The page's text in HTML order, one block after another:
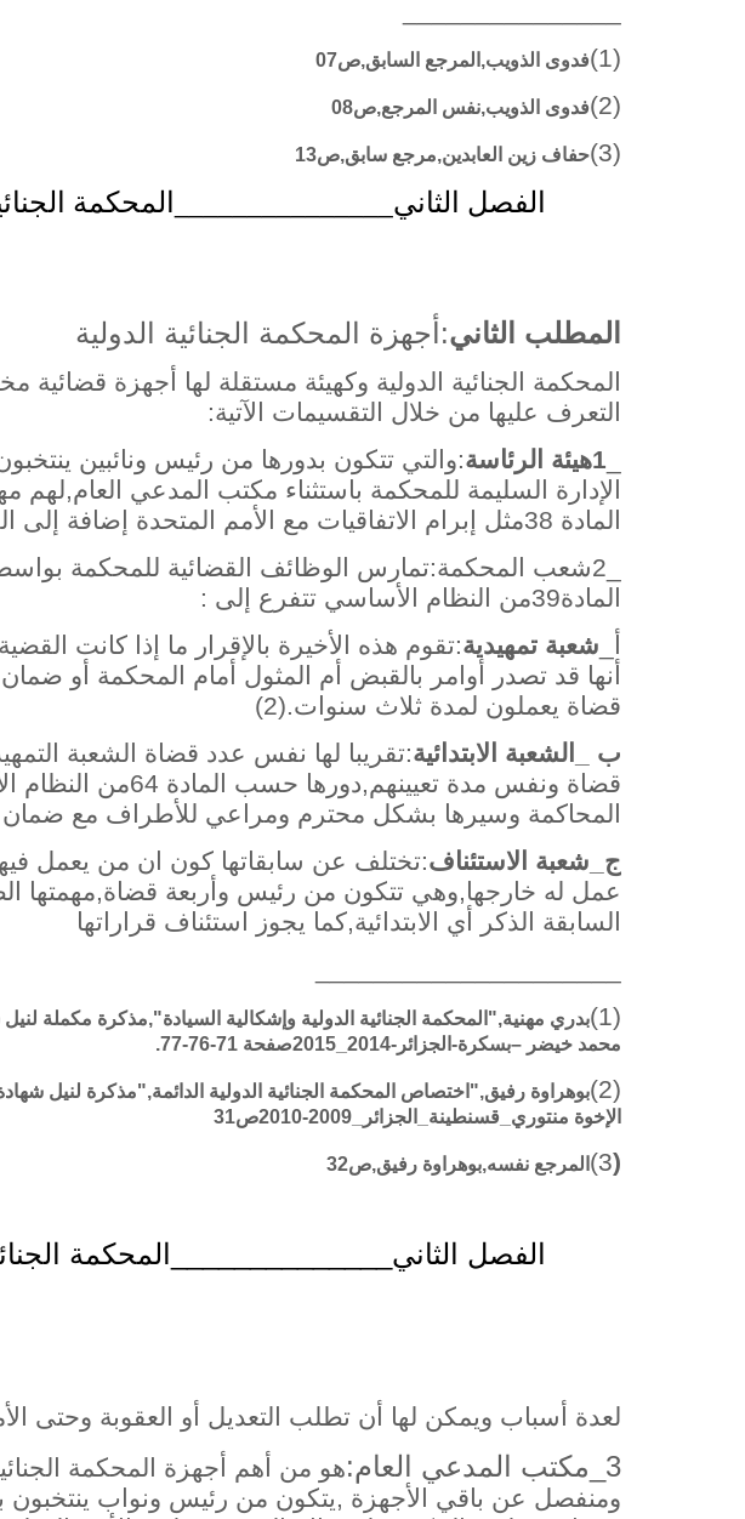
(1)
فدوى الذويب,المرجع السابق,ص07
(2) فدوى الذويب,نفس المرجع,ص08
(3) حفاف زين العابدين,مرجع سابق,ص13
الفصل الثاني المحكمة
المطلب الثاني:أجهزة المحكمة الجنائية الدولية
المحكمة الجنائية الدولية وكهيئة مستقلة لها أجهزة قضائية
التعرف عليها من خلال التقسيمات الآتية:
1هيئة الرئاسة:والتي تتكون بدورها من رئيس ونائبين
المادة 38مثل إبرام الاتفاقيات مع الأمم المتحدة إضافة إلى الرقابة على عمل القضاة .(1)
_2شعب المحكمة:تمارس الوظائف القضائية للمحكمة
المادة39من النظام الأساسي تتفرع إلى :
شعبة تمهيدية:تقوم هذه الأخيرة بالإقرار ما إذا كانت
أنها قد تصدر أوامر بالقبض أم المثول أمام المحكمة أو
قضاة يعملون لمدة ثلاث سنوات.(2)
ب _الشعبة الابتدائية:تقريبا لها نفس عدد قضاة الشعبة
قضاة ونفس مدة
المحاكمة وسيرها بشكل محترم ومراعي للأطراف مع ضمان
ج_شعبة الاستئناف:تختلف عن سابقاتها كون ان من يعمل
عمل له خارجها,وهي تتكون من رئيس وأربعة قضاة,مهمتها
السابقة الذكر أي الابتدائية,كما يجوز استئناف قراراتها
(1)
بدري مهنية,"المحكمة الجنائية الدولية وإشكالية السيادة",مذكرة مكملة
محمد خيضر –بسكرة-الجزائر-2014_2015صفحة 71-76-77.
(2)
بوهراوة رفيق,"اختصاص المحكمة الجنائية الدولية الدائمة,"مذكرة لنيل
الإخوة منتوري_قسنطينة_الجزائر_2009-2010ص31
(
3) المرجع نفسه,بوهراوة رفيق,ص32
الفصل الثاني______________المحكمة
لعدة أسباب ويمكن لها أن تطلب التعديل أو العقوبة وحتى
3_مكتب المدعي العام:
هو من أهم أجهزة المحكمة الجنائية
ومنفصل عن باقي الأجهزة ,يتكون من رئيس ونواب ينتخبون